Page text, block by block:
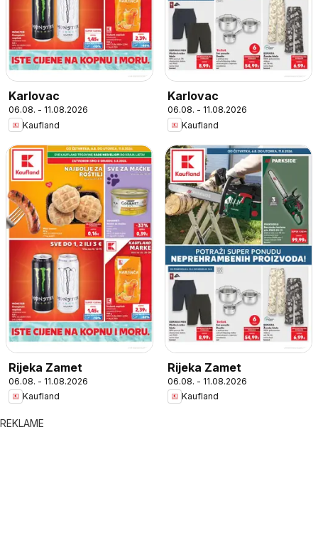
Karlovac
06.08. - 11.08.2026
Kaufland
Karlovac
06.08. - 11.08.2026
Kaufland
Rijeka Zamet
06.08. - 11.08.2026
Kaufland
Rijeka Zamet
06.08. - 11.08.2026
Kaufland
REKLAME